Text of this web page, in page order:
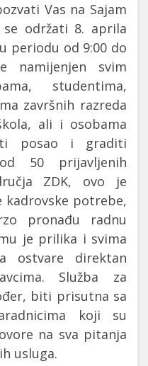
Vas na Sajam
se održati 8. aprila
periodu od 9:00 do
namijenjen svim
studentima,
završnih razreda
ali i osobama
posao i graditi
50 prijavljenih
ZDK, ovo je
kadrovske potrebe,
pronađu radnu
je prilika i svima
ostvare direktan
Služba za
biti prisutna sa
koji su
na sva pitanja
usluga.